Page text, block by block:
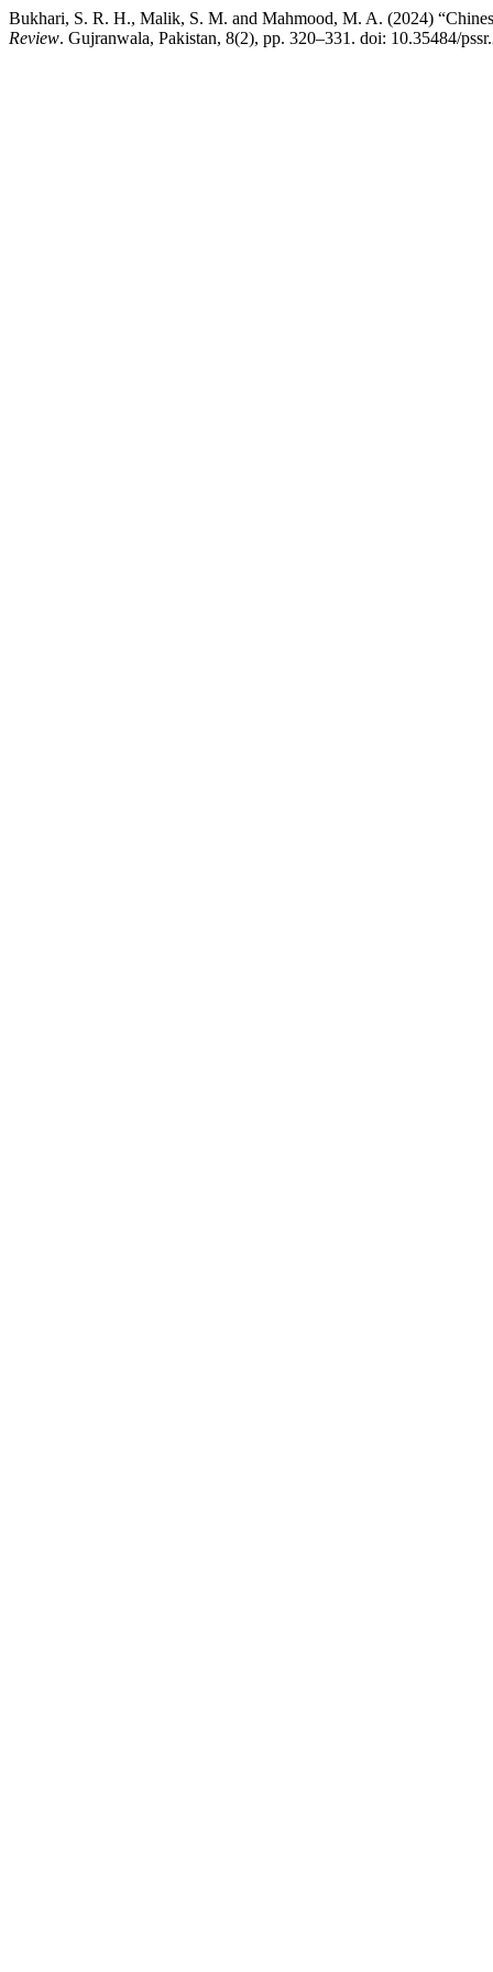
Bukhari, S. R. H., Malik, S. M. and Mahmood, M. A. (2024)
Review. Gujranwala, Pakistan, 8(2), pp. 320–331. doi: 10.35484/